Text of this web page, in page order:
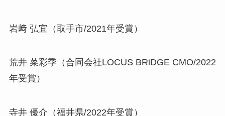
岩﨑 弘宜（取手市/2021年受賞）
荒井 菜彩季（合同会社LOCUS BRiDGE CMO/2022
年受賞）
寺井 優介（福井県/2022年受賞）